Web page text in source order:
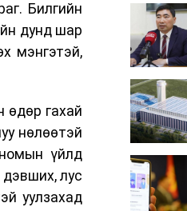
Билгийн
дунд шар
мэнгэтэй,
өдөр гахай
нөлөөтэй
үйлд
лус
уулзахад